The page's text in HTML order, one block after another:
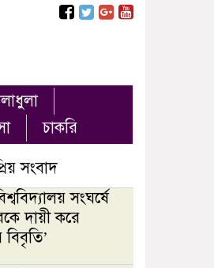
চাকরি
সংবাদ
সংঘর্ষে
দায়ী করে
বিবৃতি’